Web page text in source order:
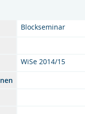
Blockseminar
WiSe 2014/15